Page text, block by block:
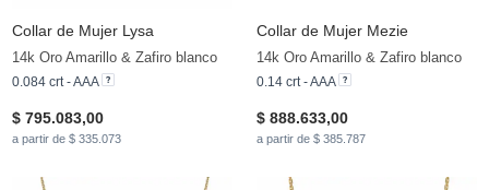
Collar de Mujer Lysa
14k Oro Amarillo & Zafiro blanco
0.084 crt - AAA
$ 795.083,00
a partir de $ 335.073
Collar de Mujer Mezie
14k Oro Amarillo & Zafiro blanco
0.14 crt - AAA
$ 888.633,00
a partir de $ 385.787